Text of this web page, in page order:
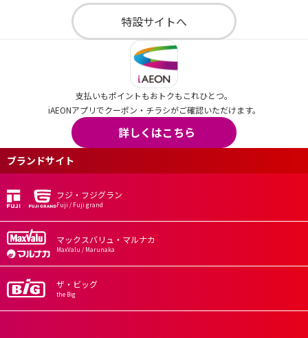
特設サイトへ
支払いもポイントもおトクもこれひとつ。
iAEONアプリでクーポン・チラシがご確認いただけます。
詳しくはこちら
ブランドサイト
フジ・フジグラン
Fuji / Fuji grand
マックスバリュ・マルナカ
MaxValu / Marunaka
ザ・ビッグ
the Big